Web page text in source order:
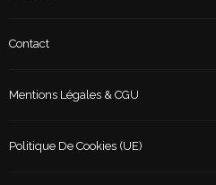
Contact
Mentions Légales & CGU
Politique De Cookies (UE)